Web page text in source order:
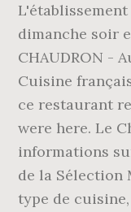
dimanche soir
CHAUDRON -
Cuisine
ce restaurant
were here. Le
informations
de la Sélection
type de